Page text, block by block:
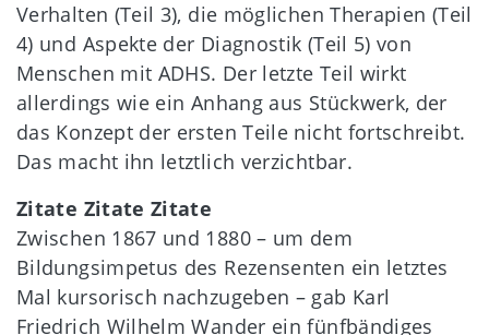
Verhalten (Teil 3), die möglichen Therapien (Teil
4) und Aspekte der Diagnostik (Teil 5) von
Menschen mit ADHS. Der letzte Teil wirkt
allerdings wie ein Anhang aus Stückwerk, der
das Konzept der ersten Teile nicht fortschreibt.
Das macht ihn letztlich verzichtbar.
Zitate Zitate Zitate
Zwischen 1867 und 1880 – um dem
Bildungsimpetus des Rezensenten ein letztes
Mal kursorisch nachzugeben – gab Karl
Friedrich Wilhelm Wander ein fünfbändiges